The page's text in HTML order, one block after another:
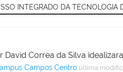
INTEGRADO DA TECNOLOGIA
Correa da Silva
Campos Centro última